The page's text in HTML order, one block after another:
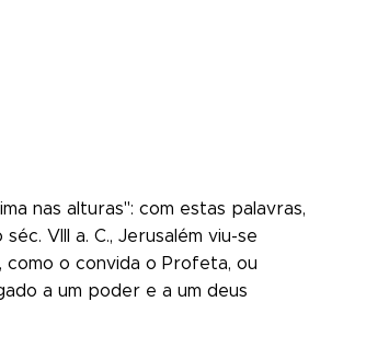
nas alturas": com estas palavras,
VIII a. C., Jerusalém viu-se
o convida o Profeta, ou
a um poder e a um deus